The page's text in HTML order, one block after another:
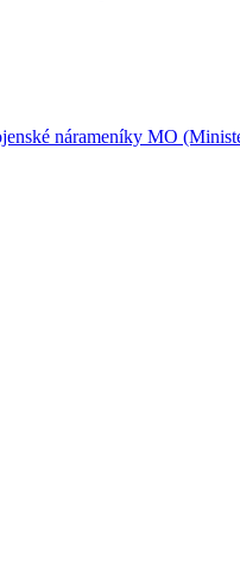
nárameníky MO